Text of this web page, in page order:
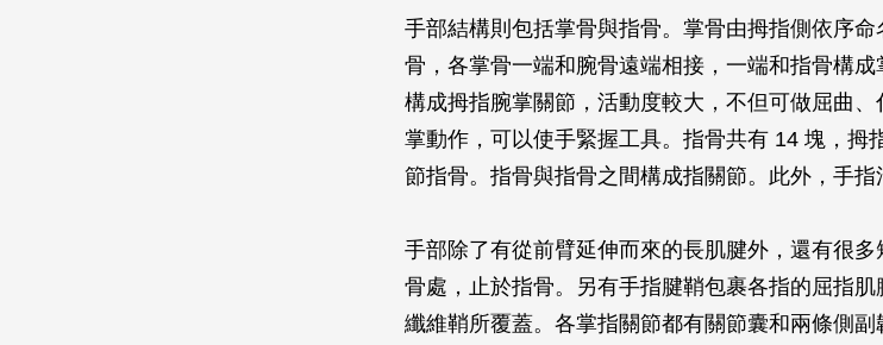
手部結構則包括掌骨與指骨。掌骨由拇指側依序
骨，各掌骨一端和腕骨遠端相接，一端和指骨構
構成拇指腕掌關節，活動度較大，不但可做屈曲
掌動作，可以使手緊握工具。指骨共有 14 塊，拇
節指骨。指骨與指骨之間構成指關節。此外，手指
手部除了有從前臂延伸而來的長肌腱外，還有很
骨處，止於指骨。另有手指腱鞘包裹各指的屈指
纖維鞘所覆蓋。各掌指關節都有關節囊和兩條側